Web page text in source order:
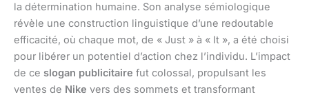
la détermination humaine. Son analyse sémiologique
révèle une construction linguistique d’une redoutable
efficacité, où chaque mot, de « Just » à « It », a été choisi
pour libérer un potentiel d’action chez l’individu. L’impact
de ce slogan publicitaire fut colossal, propulsant les
ventes de Nike vers des sommets et transformant